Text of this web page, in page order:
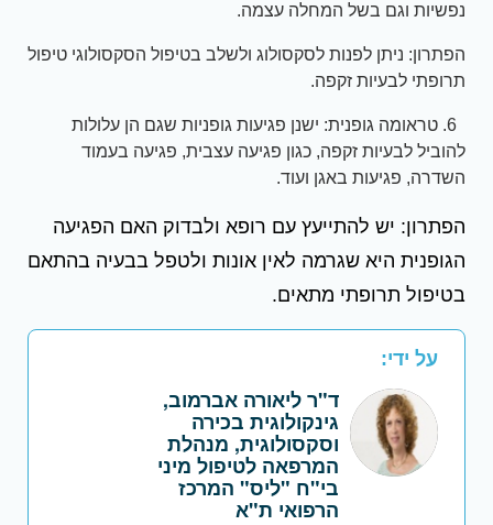
נפשיות וגם בשל המחלה עצמה.
הפתרון: ניתן לפנות לסקסולוג ולשלב בטיפול הסקסולוגי טיפול
תרופתי לבעיות זקפה.
6. טראומה גופנית: ישנן פגיעות גופניות שגם הן עלולות
להוביל לבעיות זקפה, כגון פגיעה עצבית, פגיעה בעמוד
השדרה, פגיעות באגן ועוד.
הפתרון: יש להתייעץ עם רופא ולבדוק האם הפגיעה
הגופנית היא שגרמה לאין אונות ולטפל בבעיה בהתאם
בטיפול תרופתי מתאים.
על ידי:
ד"ר ליאורה אברמוב,
גינקולוגית בכירה
וסקסולוגית, מנהלת
המרפאה לטיפול מיני
בי"ח "ליס" המרכז
הרפואי ת"א